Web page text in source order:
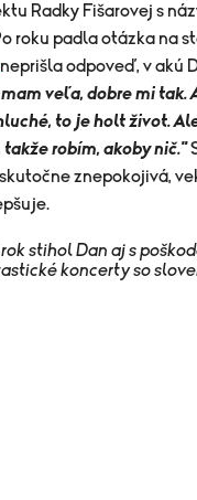
Radky Fišarovej s
roku padla otázka na
neprišla odpoveď, v akú
veľa, dobre mi tak.
to je holt život.
robím, akoby nič."
znepokojivá,
stihol Dan aj s
koncerty so